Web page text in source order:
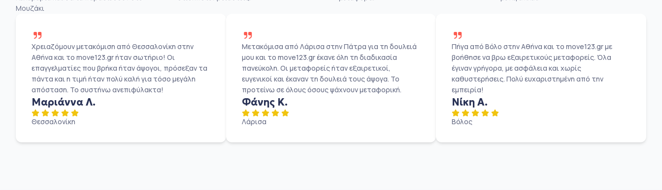
Μουζάκι
Χρειαζόμουν μετακόμιση από Θεσσαλονίκη στην
Αθήνα και το move123.gr ήταν σωτήριο! Οι
επαγγελματίες που βρήκα ήταν άψογοι, πρόσεξαν τα
πάντα και η τιμή ήταν πολύ καλή για τόσο μεγάλη
απόσταση. Το συστήνω ανεπιφύλακτα!
Μαριάννα Λ.
Θεσσαλονίκη
Μετακόμισα από Λάρισα στην Πάτρα για τη δουλειά
μου και το move123.gr έκανε όλη τη διαδικασία
πανεύκολη. Οι μεταφορείς ήταν εξαιρετικοί,
ευγενικοί και έκαναν τη δουλειά τους άψογα. Το
προτείνω σε όλους όσους ψάχνουν μεταφορική.
Φάνης Κ.
Λάρισα
Πήγα από Βόλο στην Αθήνα και το move123.gr με
βοήθησε να βρω εξαιρετικούς μεταφορείς. Όλα
έγιναν γρήγορα, με ασφάλεια και χωρίς
καθυστερήσεις. Πολύ ευχαριστημένη από την
εμπειρία!
Νίκη Α.
Βόλος